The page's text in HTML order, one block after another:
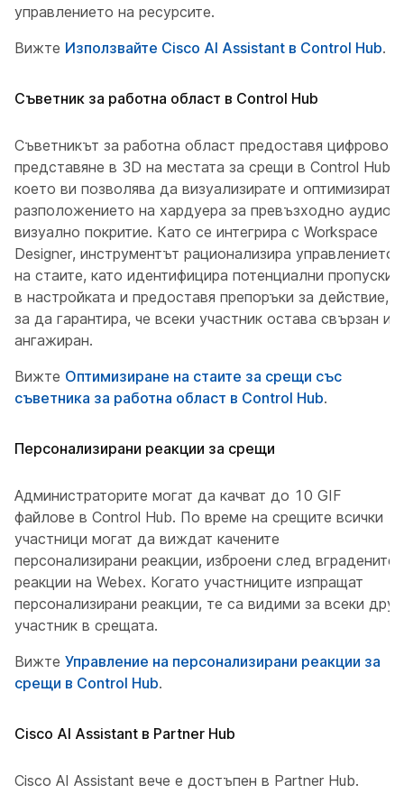
управлението на ресурсите.
Вижте Използвайте Cisco AI Assistant в Control Hub.
Съветник за работна област в Control Hub
Съветникът за работна област предоставя цифрово
представяне в 3D на местата за срещи в Control Hub,
което ви позволява да визуализирате и оптимизирате
разположението на хардуера за превъзходно аудио и
визуално покритие. Като се интегрира с Workspace
Designer, инструментът рационализира управлението
на стаите, като идентифицира потенциални пропуски
в настройката и предоставя препоръки за действие,
за да гарантира, че всеки участник остава свързан и
ангажиран.
Вижте Оптимизиране на стаите за срещи със
съветника за работна област в Control Hub.
Персонализирани реакции за срещи
Администраторите могат да качват до 10 GIF
файлове в Control Hub. По време на срещите всички
участници могат да виждат качените
персонализирани реакции, изброени след вградените
реакции на Webex. Когато участниците изпращат
персонализирани реакции, те са видими за всеки друг
участник в срещата.
Вижте Управление на персонализирани реакции за
срещи в Control Hub.
Cisco AI Assistant в Partner Hub
Cisco AI Assistant вече е достъпен в Partner Hub.